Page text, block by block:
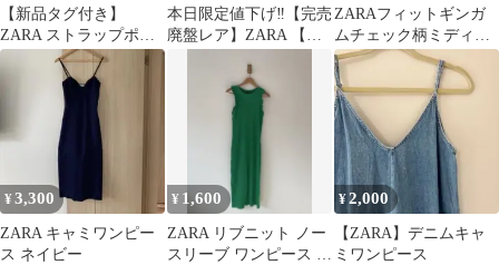
【新品タグ付き】
ZARA ストラップポプ
リンワンピース ブラ
本日限定値下げ‼️【完売
廃盤レア】ZARA 【極
ZARAフィットギンガ
ムチェック柄ミディワ
ンピース S
¥3,300
ZARA キャミワンピー
ス ネイビー
¥ 1,600
ZARA リブニット ノー
スリーブ ワンピース グ
¥2,000
【ZARA】デニムキャ
ミワンピース